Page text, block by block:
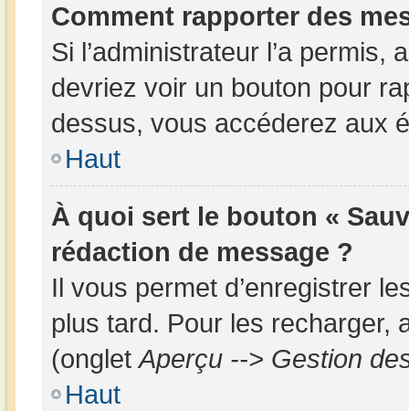
Comment rapporter des
Si l’administrateur l’a
devriez voir un bouton pour
dessus, vous accéderez aux
Haut
À quoi sert le bouton «
rédaction de message ?
Il vous permet d’enregistrer
plus tard. Pour les recharger,
(ongletAperçu --> Gestion
Haut